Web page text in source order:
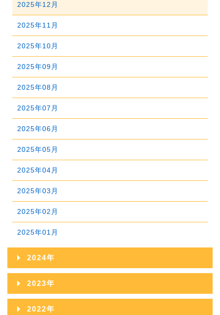
2025年12月
2025年11月
2025年10月
2025年09月
2025年08月
2025年07月
2025年06月
2025年05月
2025年04月
2025年03月
2025年02月
2025年01月
2024年
2024年12月
2024年11月
2023年
2023年12月
2022年